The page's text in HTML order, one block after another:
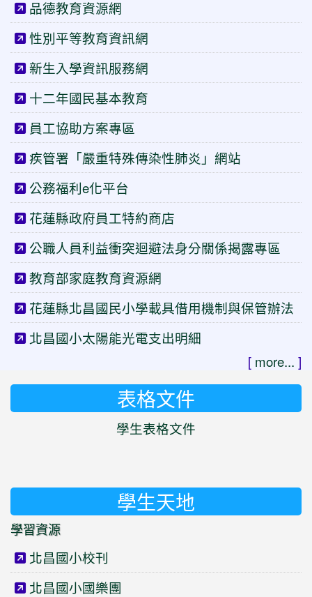
品德教育資源網
性別平等教育資訊網
新生入學資訊服務網
十二年國民基本教育
員工協助方案專區
疾管署「嚴重特殊傳染性肺炎」網站
公務福利e化平台
花蓮縣政府員工特約商店
公職人員利益衝突迴避法身分關係揭露專區
教育部家庭教育資源網
花蓮縣北昌國民小學載具借用機制與保管辦法
北昌國小太陽能光電支出明細
[ more... ]
表格文件
學生表格文件
學生天地
學習資源
北昌國小校刊
北昌國小國樂團